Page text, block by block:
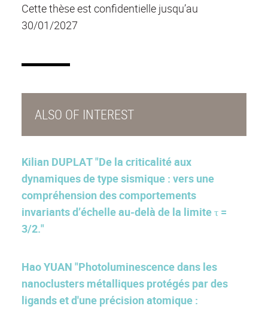
Cette thèse est confidentielle jusqu’au
30/01/2027
ALSO OF INTEREST
Kilian DUPLAT "De la criticalité aux
dynamiques de type sismique : vers une
compréhension des comportements
invariants d’échelle au-delà de la limite τ =
3/2."
Hao YUAN "Photoluminescence dans les
nanoclusters métalliques protégés par des
ligands et d'une précision atomique :